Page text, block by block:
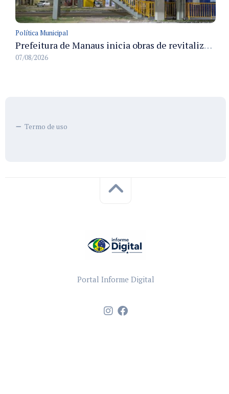
Política Municipal
Prefeitura de Manaus inicia obras de revitalização na passarela Max Teixeira para ampliar segurança e mobilidade urbana
07/08/2026
Termo de uso
Portal Informe Digital